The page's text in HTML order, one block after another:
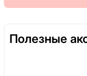
Полезные